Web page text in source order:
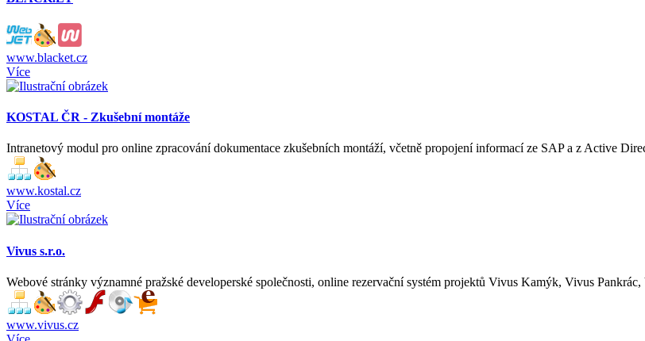
www.blacket.cz
Více
KOSTAL ČR - Zkušební montáže
Intranetový modul pro online zpracování dokumentace zkušebních montáží, včetně propojení informací ze SAP a z Active
www.kostal.cz
Více
Vivus s.r.o.
Webové stránky významné pražské developerské společnosti, online rezervační systém projektů Vivus Kamýk, Vivus
www.vivus.cz